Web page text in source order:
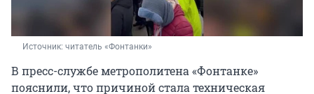
Источник: читатель «Фонтанки»
В пресс-службе метрополитена «Фонтанке»
пояснили, что причиной стала техническая